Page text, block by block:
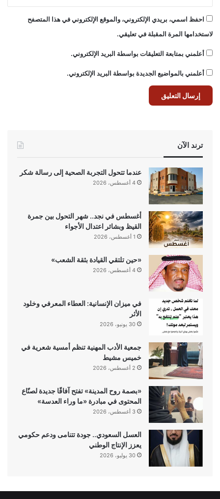
احفظ اسمي، بريدي الإلكتروني، والموقع الإلكتروني في هذا المتصفح
لاستخدامها المرة المقبلة في تعليقي.
أعلمني بمتابعة التعليقات بواسطة البريد الإلكتروني.
أعلمني بالمواضيع الجديدة بواسطة البريد الإلكتروني.
ترند الآن
عندما تتحول التجربة الصحية إلى رسالة شكر
4 أغسطس، 2026
أغسطس في نجد.. شهر التحول بين جمرة
القيظ وبشائر اعتدال الأجواء
1 أغسطس، 2026
«حين تلتقي القيادة بثقة الشعب»
4 أغسطس، 2026
في ميزان الإنسانية: العطاء المعرفي وخلود
الأثر
30 يونيو، 2026
جمعية الأدب المهنية تنظم أمسية شعرية في
خميس مشيط
2 أغسطس، 2026
«بصمة روح المدينة» تفتح آفاقًا جديدة لصنّاع
المحتوى في مبادرة «ما وراء العدسة»
3 أغسطس، 2026
العسل السعودي.. جودة تتنامى ودعم حكومي
يعزز الإنتاج الوطني
30 يوليو، 2026